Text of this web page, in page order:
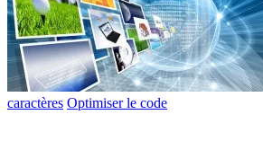
caractères Optimiser le code